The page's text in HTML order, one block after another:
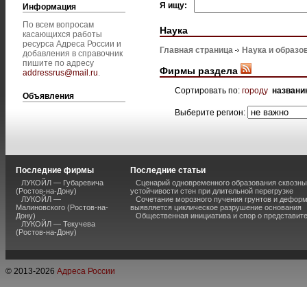
Информация
По всем вопросам
касающихся работы
ресурса Адреса России и
добавления в справочник
пишите по адресу
addressrus@mail.ru.
Объявления
Я ищу:
Наука
Главная страница Наука и
Фирмы раздела
Сортировать по: городу
Выберите регион:
Последние фирмы
ЛУКОЙЛ — Губаревича
(Ростов-на-Дону)
ЛУКОЙЛ —
Малиновского (Ростов-на-
Дону)
ЛУКОЙЛ — Текучева
(Ростов-на-Дону)
Последние статьи
Сценарий одновременного образования
устойчивости стен при длительной перегрузке
Сочетание морозного пучения грунтов и
выявляется циклическое разрушение основания
Общественная инициатива и спор о
© 2013-2026 Адреса России